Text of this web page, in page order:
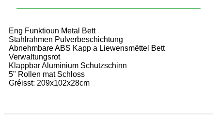
Eng Funktioun Metal Bett
Stahlrahmen Pulverbeschichtung
Abnehmbare ABS Kapp a Liewensmëttel Bett
Verwaltungsrot
Klappbar Aluminium Schutzschinn
5" Rollen mat Schloss
Gréisst: 209x102x28cm